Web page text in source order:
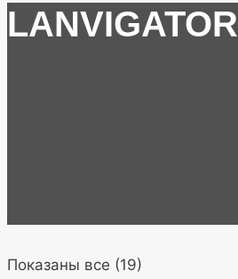
LANVIGATOR
Показаны все (19)